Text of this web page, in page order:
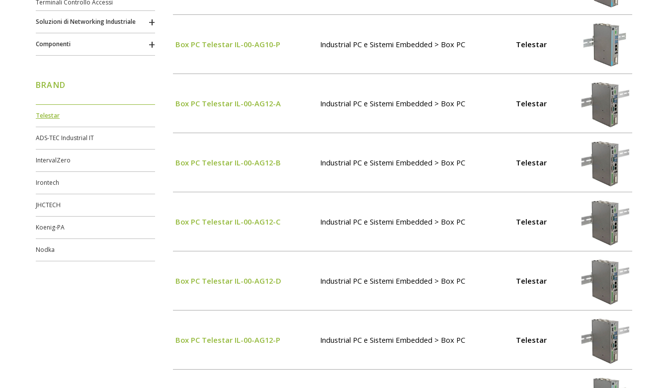
Terminali Controllo Accessi
Soluzioni di Networking Industriale
Componenti
BRAND
Telestar
ADS-TEC Industrial IT
IntervalZero
Irontech
JHCTECH
Koenig-PA
Nodka
Box PC Telestar IL-00-AG10-P Industrial PC e Sistemi Embedded > Box PC Telestar
Box PC Telestar IL-00-AG12-A Industrial PC e Sistemi Embedded > Box PC Telestar
Box PC Telestar IL-00-AG12-B Industrial PC e Sistemi Embedded > Box PC Telestar
Box PC Telestar IL-00-AG12-C Industrial PC e Sistemi Embedded > Box PC Telestar
Box PC Telestar IL-00-AG12-D Industrial PC e Sistemi Embedded > Box PC Telestar
Box PC Telestar IL-00-AG12-P Industrial PC e Sistemi Embedded > Box PC Telestar